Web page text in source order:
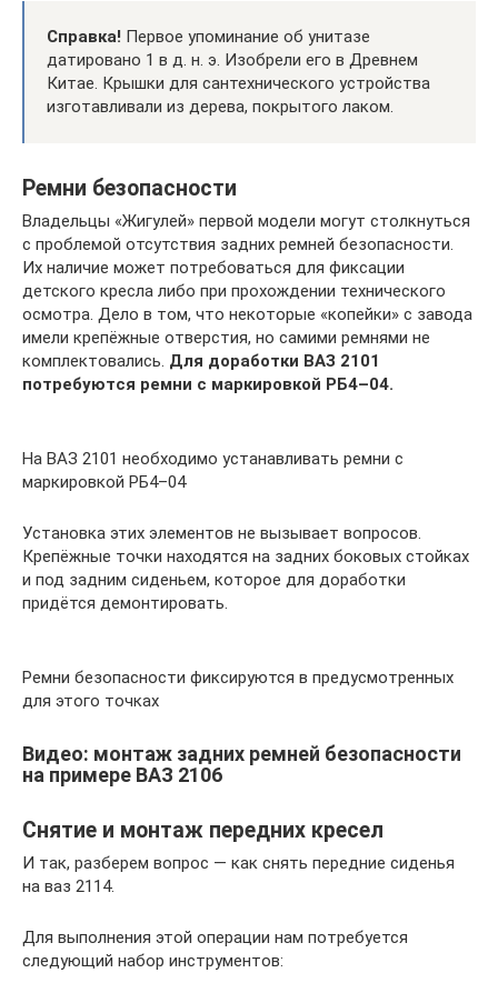
Справка! Первое упоминание об унитазе
датировано 1 в д. н. э. Изобрели его в Древнем
Китае. Крышки для сантехнического устройства
изготавливали из дерева, покрытого лаком.
Ремни безопасности
Владельцы «Жигулей» первой модели могут столкнуться
с проблемой отсутствия задних ремней безопасности.
Их наличие может потребоваться для фиксации
детского кресла либо при прохождении технического
осмотра. Дело в том, что некоторые «копейки» с завода
имели крепёжные отверстия, но самими ремнями не
комплектовались. Для доработки ВАЗ 2101
потребуются ремни с маркировкой РБ4–04.
На ВАЗ 2101 необходимо устанавливать ремни с
маркировкой РБ4–04
Установка этих элементов не вызывает вопросов.
Крепёжные точки находятся на задних боковых стойках
и под задним сиденьем, которое для доработки
придётся демонтировать.
Ремни безопасности фиксируются в предусмотренных
для этого точках
Видео: монтаж задних ремней безопасности
на примере ВАЗ 2106
Снятие и монтаж передних кресел
И так, разберем вопрос — как снять передние сиденья
на ваз 2114.
Для выполнения этой операции нам потребуется
следующий набор инструментов: